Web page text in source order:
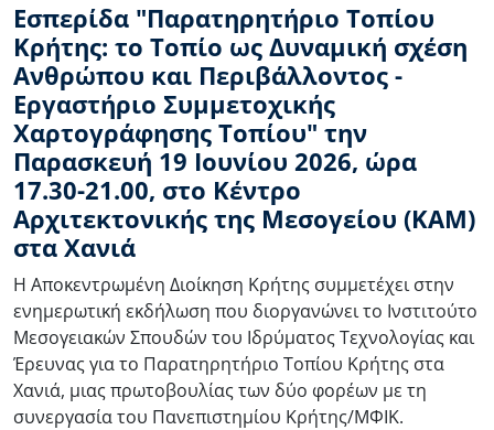
Εσπερίδα "Παρατηρητήριο Τοπίου
Κρήτης: το Τοπίο ως Δυναμική σχέση
Ανθρώπου και Περιβάλλοντος -
Εργαστήριο Συμμετοχικής
Χαρτογράφησης Τοπίου" την
Παρασκευή 19 Ιουνίου 2026, ώρα
17.30-21.00, στο Κέντρο
Αρχιτεκτονικής της Μεσογείου (ΚΑΜ)
στα Χανιά
Η Αποκεντρωμένη Διοίκηση Κρήτης συμμετέχει στην
ενημερωτική εκδήλωση που διοργανώνει το Ινστιτούτο
Μεσογειακών Σπουδών του Ιδρύματος Τεχνολογίας και
Έρευνας για το Παρατηρητήριο Τοπίου Κρήτης στα
Χανιά, μιας πρωτοβουλίας των δύο φορέων με τη
συνεργασία του Πανεπιστημίου Κρήτης/ΜΦΙΚ.